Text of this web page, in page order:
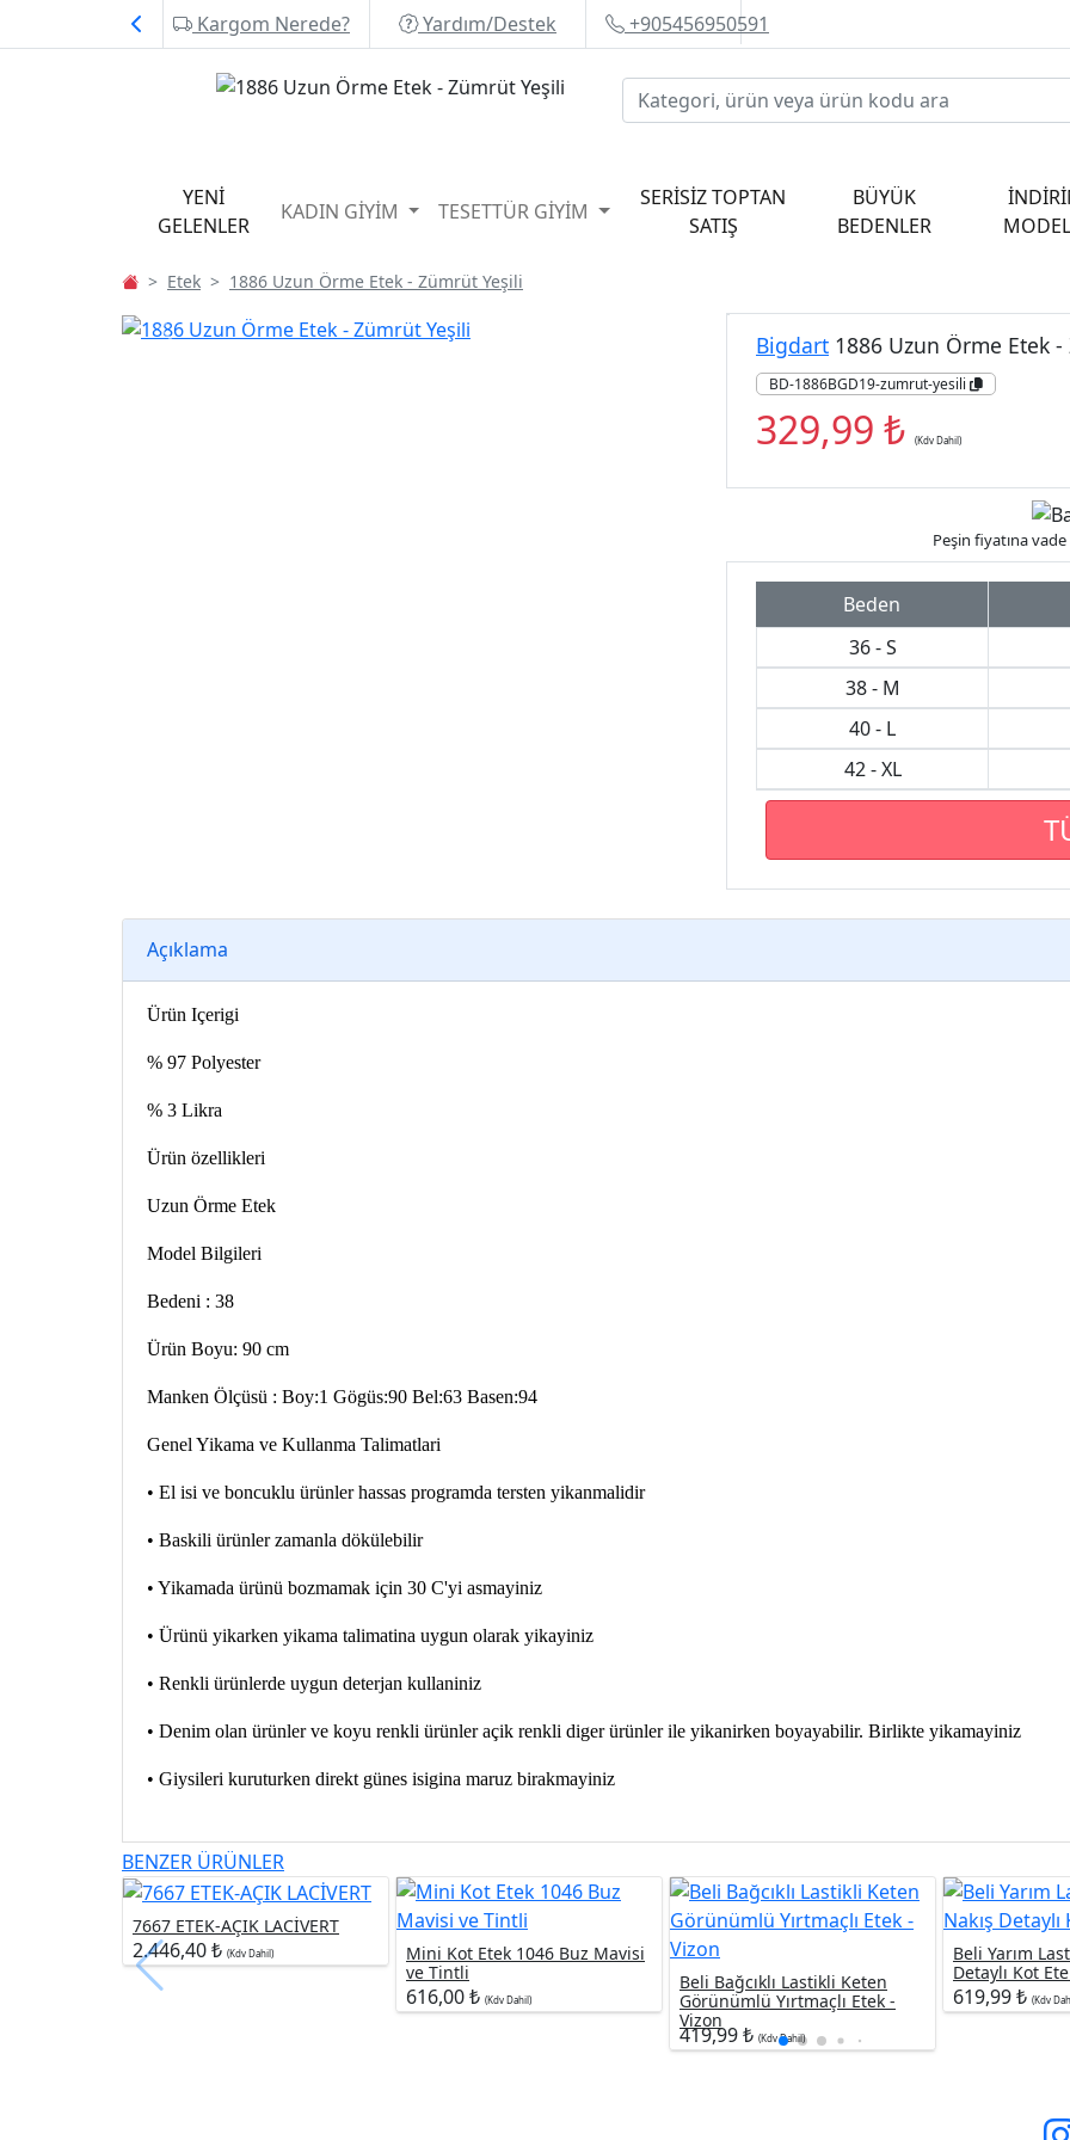
Kargom Nerede? Yardım/Destek +905456950591
YENİ
GELENLER
KADIN GİYİM TESETTÜR GİYİM
SERİSİZ TOPTAN
SATIŞ
BÜYÜK
BEDENLER
Etek 1886 Uzun Örme Etek - Zümrüt Yeşili
P Bigdart 1886 Uzun Örme Etek
BD-1886BGD19-zumrut-yesili
329,99 ₺ (Kdv Dahil)
Peşin fiyatına
Beden
36 - S
38 - M
40 - L
42 - XL
Açıklama
Ürün Içerigi
% 97 Polyester
% 3 Likra
Ürün özellikleri
Uzun Örme Etek
Model Bilgileri
Bedeni : 38
Ürün Boyu: 90 cm
Manken Ölçüsü : Boy:1 Gögüs:90 Bel:63 Basen:94
Genel Yikama ve Kullanma Talimatlari
• El isi ve boncuklu ürünler hassas programda tersten yikanmalidir
• Baskili ürünler zamanla dökülebilir
• Yikamada ürünü bozmamak için 30 C'yi asmayiniz
• Ürünü yikarken yikama talimatina uygun olarak yikayiniz
• Renkli ürünlerde uygun deterjan kullaniniz
• Denim olan ürünler ve koyu renkli ürünler açik renkli diger ürünler ile yikanirken boyayabilir. Birlikte yikamayiniz
• Giysileri kuruturken direkt günes isigina maruz birakmayiniz
BENZER ÜRÜNLER
7667 ETEK-AÇIK LACİVERT
2.446,40 ₺ (Kdv Dahil)
Mini Kot Etek 1046 Buz Mavisi
ve Tintli
616,00 ₺ (Kdv Dahil)
Beli Bağcıklı Lastikli Keten
Görünümlü Yırtmaçlı Etek -
Vizon
419,99 ₺ (Kdv Dahil)
Beli Yarım
Detaylı Kot
619,99 ₺ (Kdv